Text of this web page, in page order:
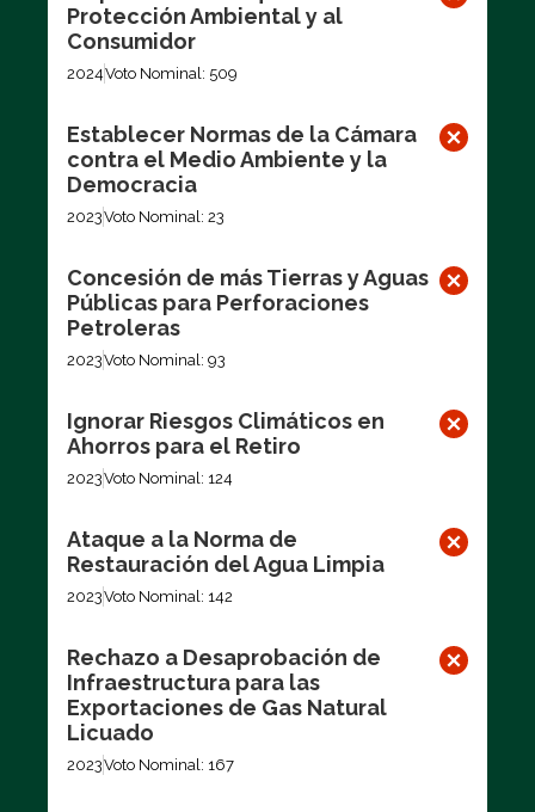
Protección Ambiental y al
Consumidor
2024Voto Nominal: 509
Establecer Normas de la Cámara
contra el Medio Ambiente y la
Democracia
2023Voto Nominal: 23
Concesión de más Tierras y Aguas
Públicas para Perforaciones
Petroleras
2023Voto Nominal: 93
Ignorar Riesgos Climáticos en
Ahorros para el Retiro
2023Voto Nominal: 124
Ataque a la Norma de
Restauración del Agua Limpia
2023Voto Nominal: 142
Rechazo a Desaprobación de
Infraestructura para las
Exportaciones de Gas Natural
Licuado
2023Voto Nominal: 167